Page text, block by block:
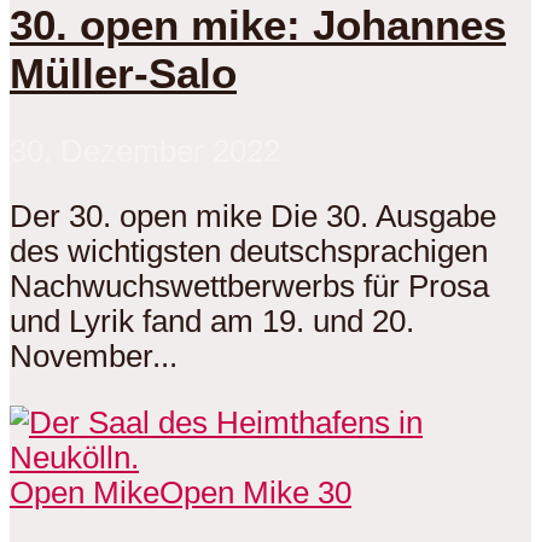
30. open mike: Johannes
Müller-Salo
Der 30. open mike Die 30. Ausgabe
des wichtigsten deutschsprachigen
Nachwuchswettberwerbs für Prosa
und Lyrik fand am 19. und 20.
November...
Open MikeOpen Mike 30